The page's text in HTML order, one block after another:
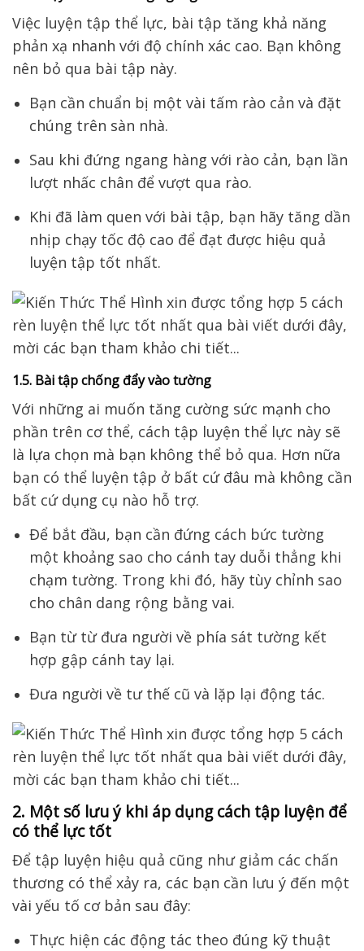
Việc luyện tập thể lực, bài tập tăng khả năng
phản xạ nhanh với độ chính xác cao. Bạn không
nên bỏ qua bài tập này.
Bạn cần chuẩn bị một vài tấm rào cản và đặt
chúng trên sàn nhà.
Sau khi đứng ngang hàng với rào cản, bạn lần
lượt nhấc chân để vượt qua rào.
Khi đã làm quen với bài tập, bạn hãy tăng dần
nhịp chạy tốc độ cao để đạt được hiệu quả
luyện tập tốt nhất.
1.5. Bài tập chống đẩy vào tường
Với những ai muốn tăng cường sức mạnh cho
phần trên cơ thể, cách tập luyện thể lực này sẽ
là lựa chọn mà bạn không thể bỏ qua. Hơn nữa
bạn có thể luyện tập ở bất cứ đâu mà không cần
bất cứ dụng cụ nào hỗ trợ.
Để bắt đầu, bạn cần đứng cách bức tường
một khoảng sao cho cánh tay duỗi thẳng khi
chạm tường. Trong khi đó, hãy tùy chỉnh sao
cho chân dang rộng bằng vai.
Bạn từ từ đưa người về phía sát tường kết
hợp gập cánh tay lại.
Đưa người về tư thế cũ và lặp lại động tác.
2. Một số lưu ý khi áp dụng cách tập luyện để
có thể lực tốt
Để tập luyện hiệu quả cũng như giảm các chấn
thương có thể xảy ra, các bạn cần lưu ý đến một
vài yếu tố cơ bản sau đây:
Thực hiện các động tác theo đúng kỹ thuật